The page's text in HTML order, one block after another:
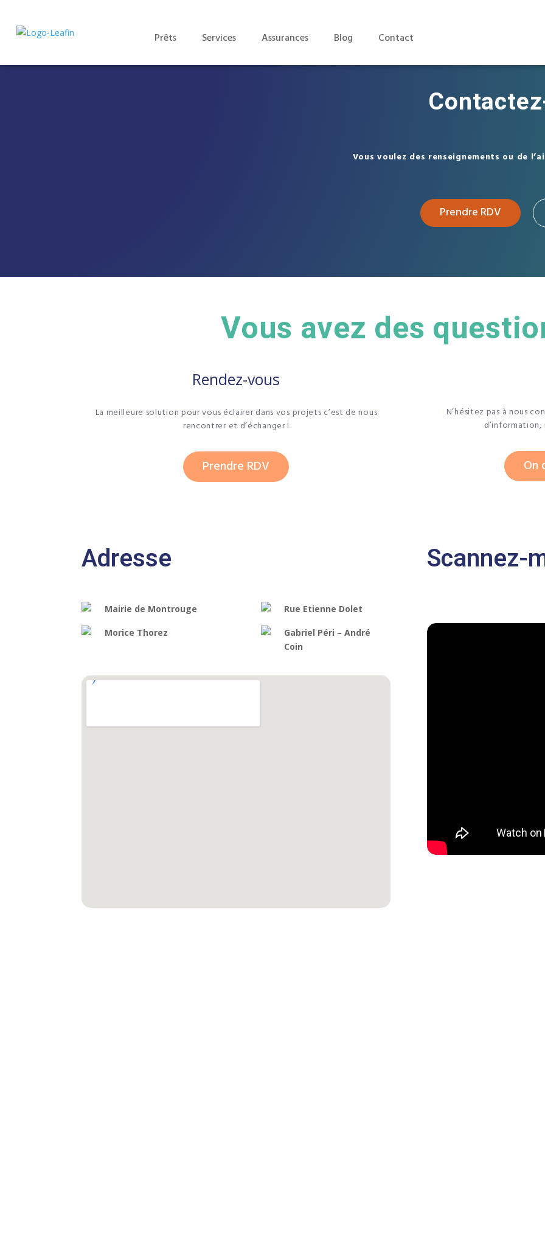
Prêts Services Assurances Blog Contact
Vous voulez des renseignements ou de
Prendre RDV
Vous avez des
Rendez-vous
La meilleure solution pour vous éclairer dans vos projets c’est de nous
rencontrer et d’échanger !
Prendre RDV
N’hésitez pas à nous
On
Adresse Scannez-
Rue Etienne Dolet
Mairie de Montrouge
Gabriel Péri – André
Coin
Morice Thorez